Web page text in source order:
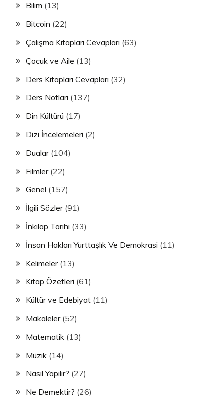
Bilim (13)
Bitcoin (22)
Çalışma Kitapları Cevapları (63)
Çocuk ve Aile (13)
Ders Kitapları Cevapları (32)
Ders Notları (137)
Din Kültürü (17)
Dizi İncelemeleri (2)
Dualar(104)
Filmler(22)
Genel (157)
İlgili Sözler(91)
İnkılap Tarihi (33)
İnsan Hakları Yurttaşlık Ve Demokrasi (11)
Kelimeler(13)
Kitap Özetleri (61)
Kültür ve Edebiyat (11)
Makaleler(52)
Matematik (13)
Müzik (14)
Nasıl Yapılır? (27)
Ne Demektir? (26)